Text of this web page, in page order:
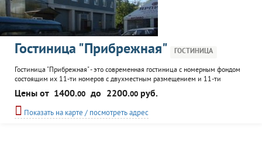
Гостиница "Прибрежная" ГОСТИНИЦА
Гостиница "Прибрежная" - это современная гостиница с номерным фондом
состоящим их 11-ти номеров с двухместным размещением и 11-ти
номеров с одноместным размещением. С балконов открывается прекрасный
вид на реку и откос Жигулёвских гор. Все номера оснащены необходимой
мебелью и сантехникой для комфортного отдыха. К услугам гостей:
ресторан, аренда теплохода.
Цены от 1400.00 до 2200.00 руб.
Показать на карте / посмотреть адрес